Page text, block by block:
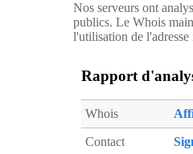
Nos serveurs ont
publics. Le Whois
l'utilisation de l'adresse
Rapport
Whois
Contact